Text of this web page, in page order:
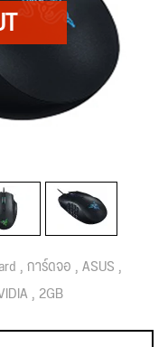
การ์ดจอ ASUS
2GB